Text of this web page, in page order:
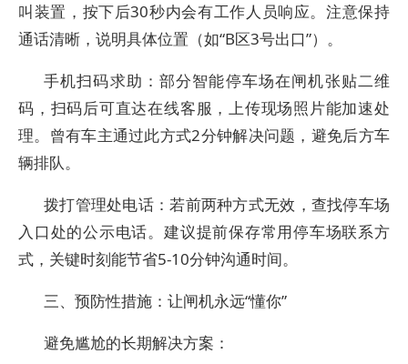
叫装置，按下后30秒内会有工作人员响应。注意保持
通话清晰，说明具体位置（如“B区3号出口”）。
手机扫码求助：部分智能停车场在闸机张贴二维
码，扫码后可直达在线客服，上传现场照片能加速处
理。曾有车主通过此方式2分钟解决问题，避免后方车
辆排队。
拨打管理处电话：若前两种方式无效，查找停车场
入口处的公示电话。建议提前保存常用停车场联系方
式，关键时刻能节省5-10分钟沟通时间。
三、预防性措施：让闸机永远“懂你”
避免尴尬的长期解决方案：